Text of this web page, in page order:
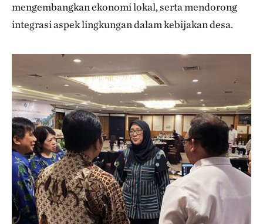
mengembangkan ekonomi lokal, serta mendorong
integrasi aspek lingkungan dalam kebijakan desa.